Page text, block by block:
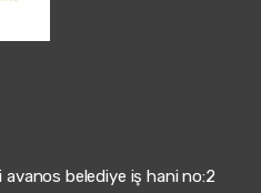
belediye iş hani no:2